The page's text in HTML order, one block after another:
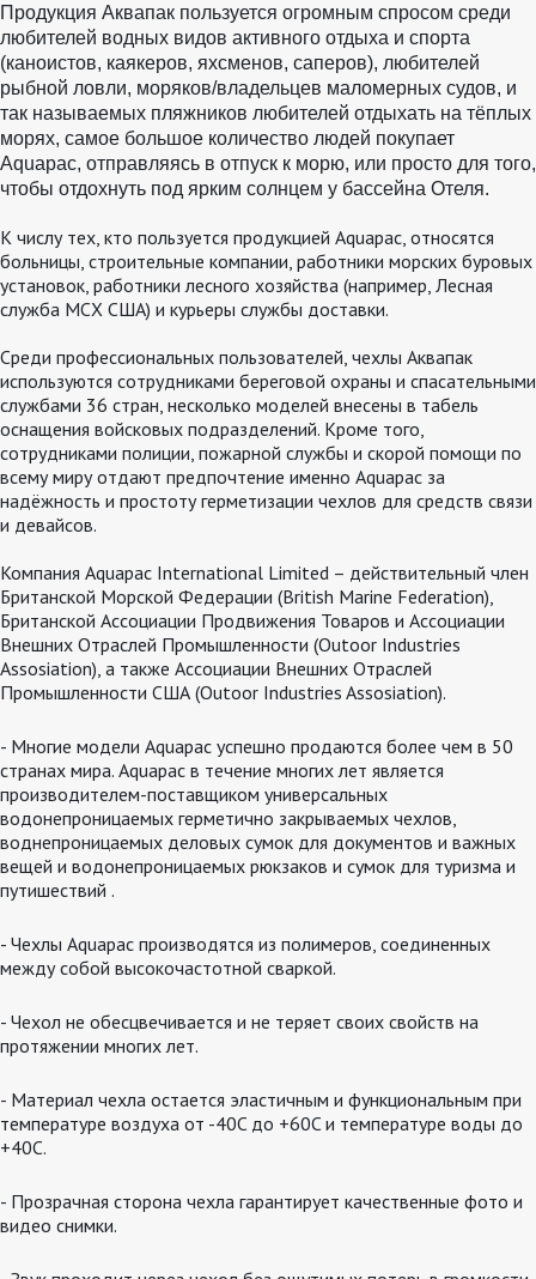
Продукция Аквапак пользуется огромным спросом среди
любителей водных видов активного отдыха и спорта
(каноистов, каякеров, яхсменов, саперов), любителей
рыбной ловли, моряков/владельцев маломерных судов, и
так называемых пляжников любителей отдыхать на тёплых
морях, самое большое количество людей покупает
Aquapac, отправляясь в отпуск к морю, или просто для того,
чтобы отдохнуть под ярким солнцем у бассейна Отеля.
К числу тех, кто пользуется продукцией Aquapac, относятся
больницы, строительные компании, работники морских буровых
установок, работники лесного хозяйства (например, Лесная
служба МСХ США) и курьеры службы доставки.
Среди профессиональных пользователей, чехлы Аквапак
используются сотрудниками береговой охраны и спасательными
службами 36 стран, несколько моделей внесены в табель
оснащения войсковых подразделений. Кроме того,
сотрудниками полиции, пожарной службы и скорой помощи по
всему миру отдают предпочтение именно Aquapac за
надёжность и простоту герметизации чехлов для средств связи
и девайсов.
Компания Aquapac International Limited – действительный член
Британской Морской Федерации (British Marine Federation),
Британской Ассоциации Продвижения Товаров и Ассоциации
Внешних Отраслей Промышленности (Outoor Industries
Assosiation), а также Ассоциации Внешних Отраслей
Промышленности США (Outoor Industries Assosiation).
- Многие модели Aquapac успешно продаются более чем в 50
странах мира. Aquapac в течение многих лет является
производителем-поставщиком универсальных
водонепроницаемых герметично закрываемых чехлов,
воднепроницаемых деловых сумок для документов и важных
вещей и водонепроницаемых рюкзаков и сумок для туризма и
путишествий .
- Чехлы Aquapac производятся из полимеров, соединенных
между собой высокочастотной сваркой.
- Чехол не обесцвечивается и не теряет своих свойств на
протяжении многих лет.
- Материал чехла остается эластичным и функциональным при
температуре воздуха от -40C до +60C и температуре воды до
+40C.
- Прозрачная сторона чехла гарантирует качественные фото и
видео снимки.